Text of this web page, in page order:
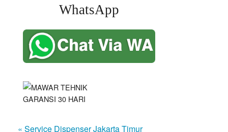
WhatsApp
« Service Dispenser Jakarta Timur